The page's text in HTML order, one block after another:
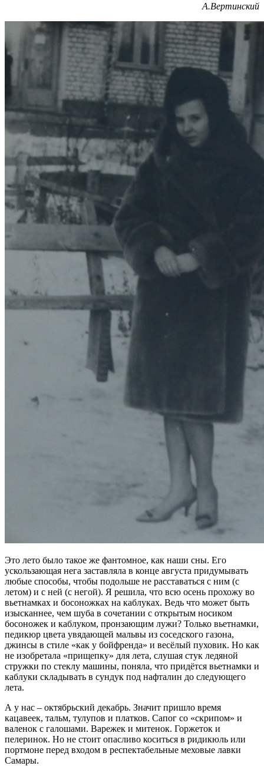
А.Вертинский
Это лето было такое же фантомное, как наши сны. Его
ускользающая нега заставляла в конце августа придумывать
любые способы, чтобы подольше не расставаться с ним (с
летом) и с ней (с негой). Я решила, что всю осень прохожу во
вьетнамках и босоножках на каблуках. Ведь что может быть
изысканнее, чем шуба в сочетании с открытым носиком
босоножек и каблуком, пронзающим лужи? Только вьетнамки,
педикюр цвета увядающей мальвы из соседского газона,
джинсы в стиле «как у бойфренда» и весёлый пуховик. Но как
не изобретала «прищепку» для лета, слушая стук ледяной
стружки по стеклу машины, поняла, что придётся вьетнамки и
каблуки складывать в сундук под нафталин до следующего
лета.
А у нас – октябрьский декабрь. Значит пришло время
кацавеек, тальм, тулупов и платков. Сапог со «скрипом» и
валенок с галошами. Варежек и митенок. Горжеток и
пелеринок. Но не стоит опасливо коситься в ридикюль или
портмоне перед входом в респектабельные меховые лавки
Самары.